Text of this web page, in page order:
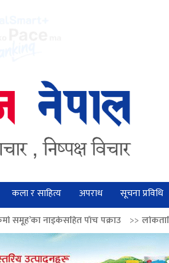
कला र साहित्य अपराध सूचना प्रविधि
पाँच पक्राउ >>लोकतान्त्रिक मूल्य सुदृढ